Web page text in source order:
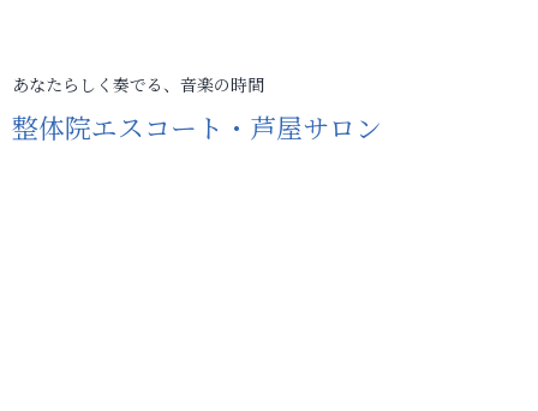
あなたらしく奏でる、音楽の時間
整体院エスコート・芦屋サロン